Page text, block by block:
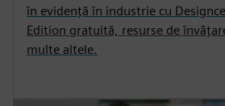
în evidență în industrie cu
Edition gratuită, resurse de
multe altele.